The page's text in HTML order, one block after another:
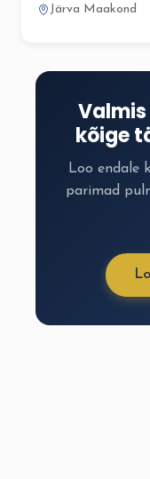
Järva Maakond
kõige
Loo endale
parimad